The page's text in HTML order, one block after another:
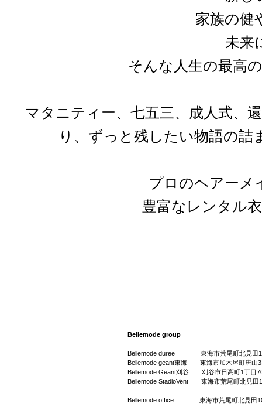
家族の健
未来
そんな人生の最高
マタニティー、七五三、成人式、
り、ずっと残したい物語の
プロのヘアーメ
豊富なレンタル
Bellemode group
Bellemode duree 東海市荒尾町北見田
Bellemode geant東海 東海市
Bellemode Geant刈谷 刈谷市日
Bellemode StadioVent 東海市荒尾町北見
Bellemode office 東海市荒尾町北見田